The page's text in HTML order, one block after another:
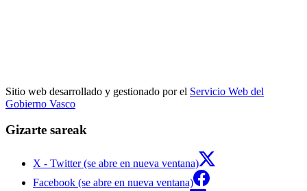
Sitio web desarrollado y gestionado por el Servicio Web del
Gobierno Vasco
Gizarte sareak
X - Twitter (se abre en nueva ventana)
Facebook (se abre en nueva ventana)